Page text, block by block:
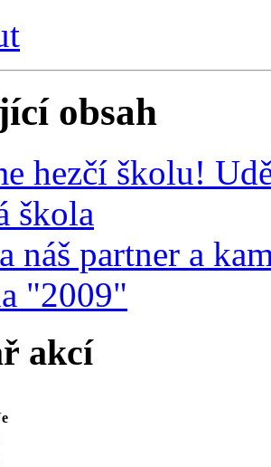
obsah
hezčí školu!
škola
náš partner a
"2009"
akcí